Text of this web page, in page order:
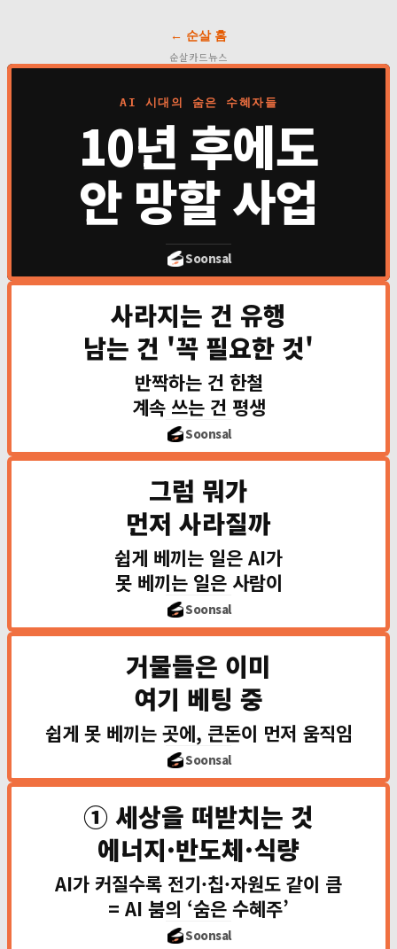
← 순살 홈
순살카드뉴스
AI 시대의 숨은 수혜자들
10년 후에도
안 망할 사업
Soonsal
사라지는 건 유행
남는 건 '꼭 필요한 것'
버핏의 철칙 — 해자(못 빼앗
반짝하는 건 한철
계속 쓰는 건 평생
Soonsal
그럼 뭐가
먼저 사라질까
🔁 단순 반복 · 🤝 뻔
쉽게 베끼는 일은 AI가
못 베끼는 일은 사람이
Soonsal
거물들은 이미
여기 베팅 중
워런 버핏
에너지·금융
마크 안드레센
국방·바이오
짐 로저스
농업·원자재
원자재 인덱스 · 농지
쉽게 못 베끼는 곳에, 큰돈이 먼저 움직임
Soonsal
① 세상을 떠받치는 것
에너지·반도체·식량
지금 세상을
⚡ 에너지
AI가 커질수록 전기·칩·자원도 같이 큼
= AI 붐의 ‘숨은 수혜주’
Soonsal